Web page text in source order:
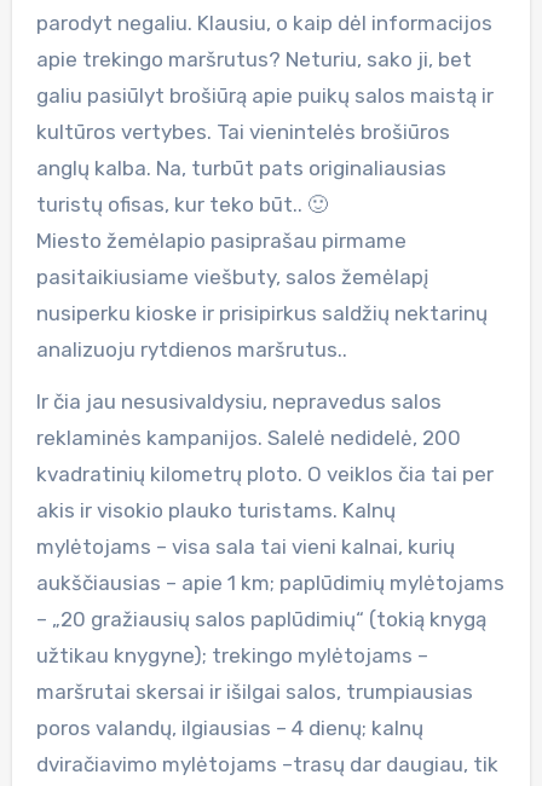
parodyt negaliu. Klausiu, o kaip dėl informacijos
apie trekingo maršrutus? Neturiu, sako ji, bet
galiu pasiūlyt brošiūrą apie puikų salos maistą ir
kultūros vertybes. Tai vienintelės brošiūros
anglų kalba. Na, turbūt pats originaliausias
turistų ofisas, kur teko būt.. 🙂
Miesto žemėlapio pasiprašau pirmame
pasitaikiusiame viešbuty, salos žemėlapį
nusiperku kioske ir prisipirkus saldžių nektarinų
analizuoju rytdienos maršrutus..
Ir čia jau nesusivaldysiu, nepravedus salos
reklaminės kampanijos. Salelė nedidelė, 200
kvadratinių kilometrų ploto. O veiklos čia tai per
akis ir visokio plauko turistams. Kalnų
mylėtojams – visa sala tai vieni kalnai, kurių
aukščiausias – apie 1 km; paplūdimių mylėtojams
– „20 gražiausių salos paplūdimių“ (tokią knygą
užtikau knygyne); trekingo mylėtojams –
maršrutai skersai ir išilgai salos, trumpiausias
poros valandų, ilgiausias – 4 dienų; kalnų
dviračiavimo mylėtojams –trasų dar daugiau, tik